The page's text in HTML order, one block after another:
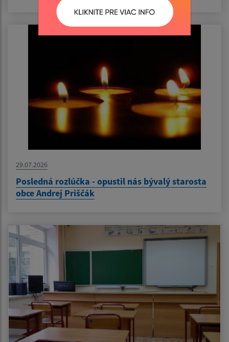
29.07.2026
Posledná rozlúčka - opustil nás bývalý starosta
obce Andrej Priščák